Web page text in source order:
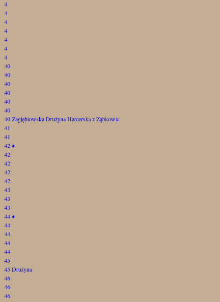
4
4
4
4
4
4
4
40
40
40
40
40
40
40 Zagłębiowska Drużyna Harcerska z Ząbkowic
41
41
42♦
42
42
42
42
43
43
43
44♦
44
44
44
44
45
45 Drużyna
46
46
46